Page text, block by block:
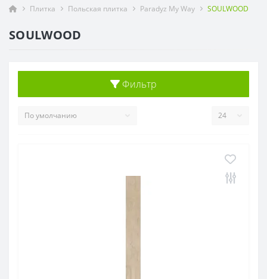
Плитка Польская плитка Paradyz My Way SOULWOOD
SOULWOOD
Фильтр